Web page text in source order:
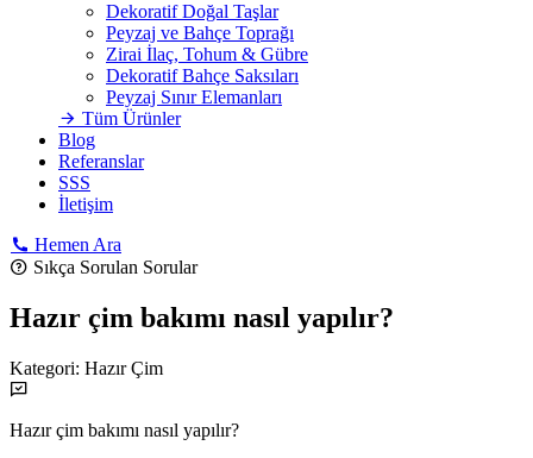
Dekoratif Doğal Taşlar
Peyzaj ve Bahçe Toprağı
Zirai İlaç, Tohum & Gübre
Dekoratif Bahçe Saksıları
Peyzaj Sınır Elemanları
Tüm Ürünler
Blog
Referanslar
SSS
İletişim
Hemen Ara
Sıkça Sorulan Sorular
Hazır çim bakımı nasıl yapılır?
Kategori: Hazır Çim
Hazır çim bakımı nasıl yapılır?